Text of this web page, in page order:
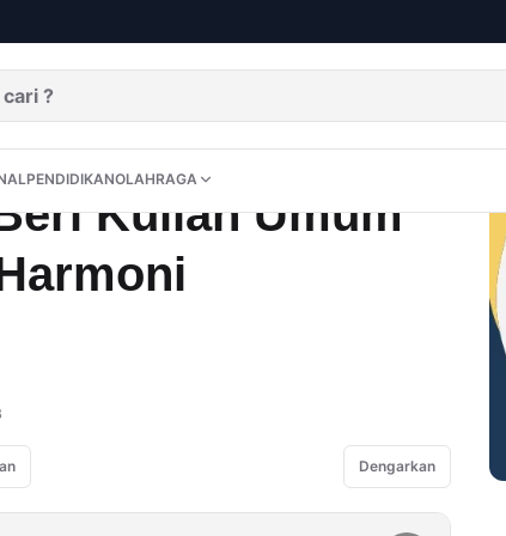
OPININUSANTARAINTERNASIONALPENDIDIKANOLAHRAGA
PENDIDIKANOLAHRAGA
Bahas Harmoni Kamtibmas
Kuliah Umum
Dengarkan